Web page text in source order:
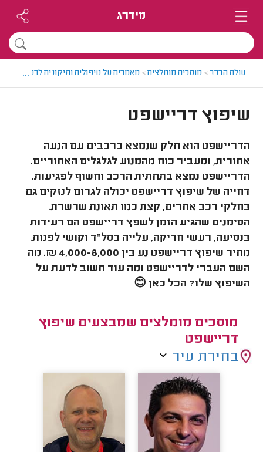
מידרג
עולם הרכב> מוסכים מומלצים> מאמרים על טיפולים ותיקונים לרכבים
...
שיפוץ דריישפט
הדריישפט הוא חלק שנמצא ברכבים עם הנעה
אחורית, ומעביר כוח מהמנוע לגלגלים האחוריים.
הדריישפט נמצא בתחתית הרכב וחשוף לפגיעות.
דחייה של שיפוץ דריישפט יכולה לגרום לנזקים גם
בחלקי רכב אחרים, קצת כמו תאונת שרשרת.
הסימנים שהגיע הזמן לשפץ דריישפט הם רעידות
בנסיעה, רעשי חריקה, עלייה בסל"ד וקושי לפנות.
מחיר שיפוץ דריישפט נע בין 4,000-8,000 ₪. מה
השם העברי לדריישפט ומה עוד חשוב לדעת על
השיפוץ שלו? הכל כאן 😊
מוסכים מומלצים שמבצעים שיפוץ
דריישפט
בחירת עיר